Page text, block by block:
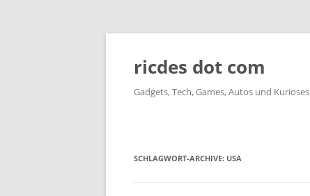
ricdes dot com
Gadgets, Tech, Games, Autos und Kurioses
SCHLAGWORT-ARCHIVE: USA